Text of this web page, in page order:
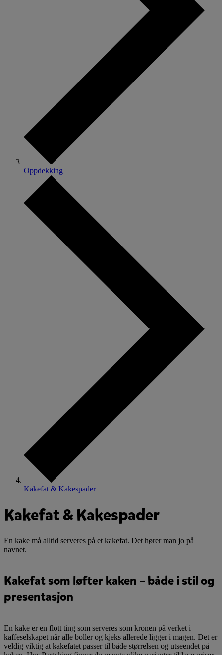
Oppdekking
Kakefat & Kakespader
Kakefat & Kakespader
En kake må alltid serveres på et kakefat. Det hører man jo på
navnet.
Kakefat som løfter kaken – både i stil og
presentasjon
En kake er en flott ting som serveres som kronen på verket i
kaffeselskapet når alle boller og kjeks allerede ligger i magen. Det er
veldig viktig at kakefatet passer til både størrelsen og utseendet på